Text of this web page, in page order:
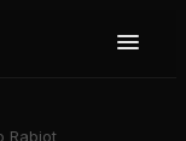
Rabiot